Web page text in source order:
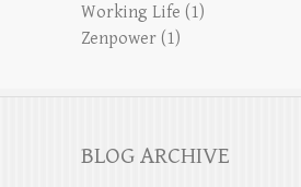
Working Life (1)
Zenpower (1)
BLOG ARCHIVE